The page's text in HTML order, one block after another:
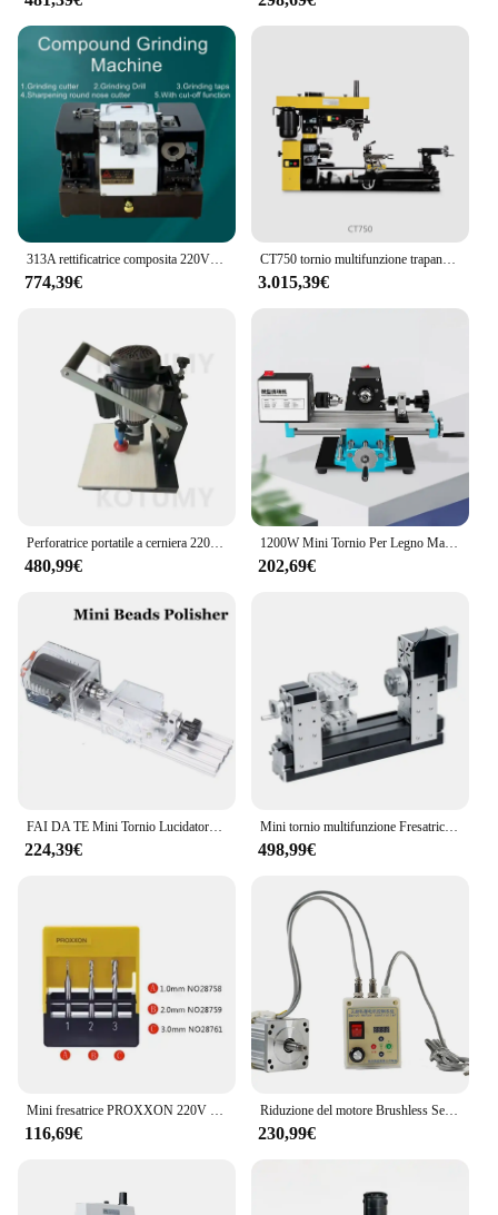
workshop. Its adaptable nature allows it to be used
in various scenarios, from creating intricate designs
to producing functional parts. With its robust
construction and efficient performance, this lathe
chuck set is a must-have for anyone involved in
metalworking.
313A rettificatrice composita 220V 500W fresa multifunzionale di precisione per trapano
774,39€
CT750 tornio multifunzione trapano e fresatrice 220V Desktop tre-in-One macchina utensile tornio foratura fresatrice 1 pz
3.015,39€
Perforatrice portatile a cerniera 220V cerniera per la lavorazione del legno punzonatrice per fori CNC trapano multifunzione tornio fai da te
480,99€
1200W Mini Tornio Per Legno Macchina FAI DA TE Lavorazione Del Legno In Miniatura Buddha Perla Tornio Rettifica Lucidatura Perline Trapano Per Legno Utensile Rotante 220V
202,69€
FAI DA TE Mini Tornio Lucidatore 220 V/110 V Smerigliatrice Trapano Da Tavolo Sega Macchina Lucidatura Utensili Da Taglio Perline Macchina Per La Lavorazione Del Legno
224,39€
Mini tornio multifunzione Fresatrice da trapano fai-da-te da tavolo 220V 60W
498,99€
Mini fresatrice PROXXON 220V 100W MF70 per la lavorazione del legno e il tornio da banco
116,69€
Riduzione del motore Brushless Servo ad alta potenza lucidatrice a velocità regolabile tornio trapano da banco 220V Mini
230,99€